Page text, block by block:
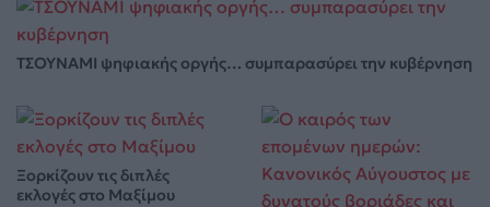
ΤΣΟΥΝΑΜΙ ψηφιακής οργής… συμπαρασύρει την κυβέρνηση
Ξορκίζουν τις διπλές
εκλογές στο Μαξίμου